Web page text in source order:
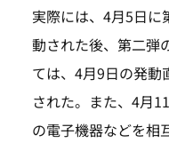
実際には、4月5日に
動された後、第二弾
ては、4月9日の発動
された。また、4月
の電子機器などを相